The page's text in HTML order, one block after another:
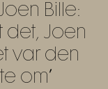
Bille:
det, Joen
var den
om”